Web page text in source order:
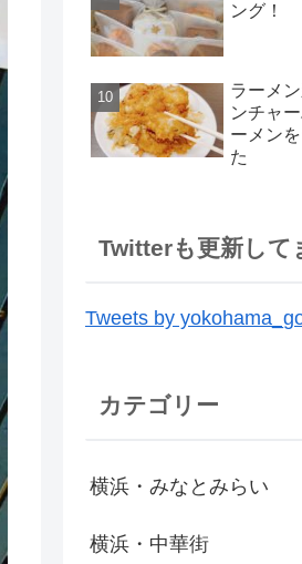
ング！
ラーメ
ンチャ
ーメン
た
Twitterも更新して
Tweets by
カテゴリー
横浜・みなとみらい
横浜・中華街